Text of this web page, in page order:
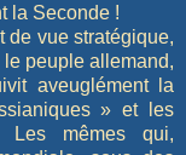
la Seconde !
de vue stratégique,
peuple allemand,
aveuglément la
» et les
Les mêmes qui,